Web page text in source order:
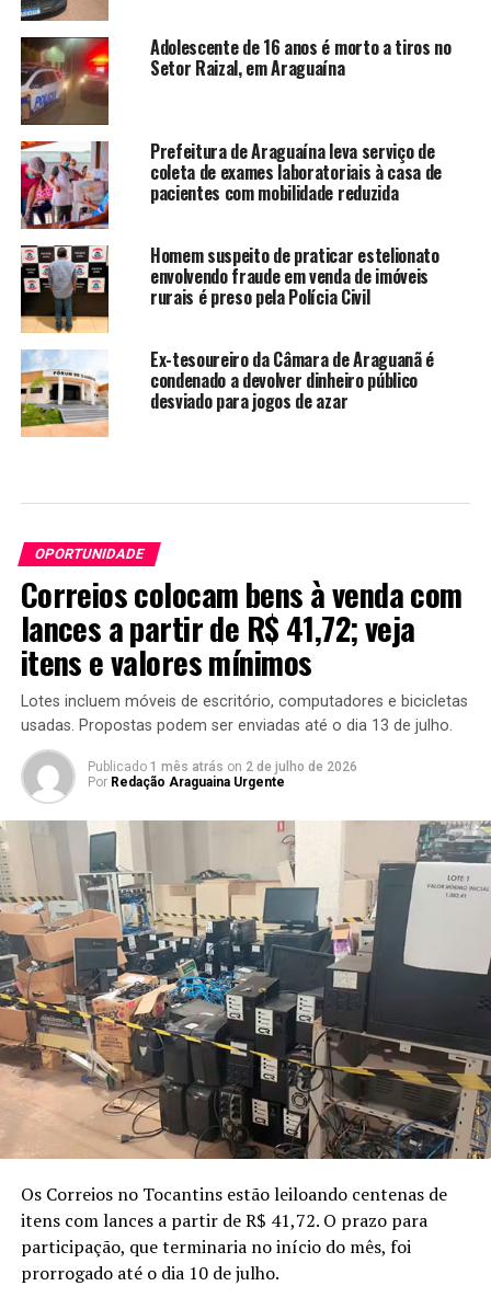
Adolescente de 16 anos é morto a tiros no
Setor Raizal, em Araguaína
Prefeitura de Araguaína leva serviço de
coleta de exames laboratoriais à casa de
pacientes com mobilidade reduzida
Homem suspeito de praticar estelionato
envolvendo fraude em venda de imóveis
rurais é preso pela Polícia Civil
Ex-tesoureiro da Câmara de Araguanã é
condenado a devolver dinheiro público
desviado para jogos de azar
OPORTUNIDADE
Correios colocam bens à venda com
lances a partir de R$ 41,72; veja
itens e valores mínimos
Lotes incluem móveis de escritório, computadores e bicicletas
usadas. Propostas podem ser enviadas até o dia 13 de julho.
Publicado 1 mês atrás on 2 de julho de 2026
Por Redação Araguaina Urgente
Os Correios no Tocantins estão leiloando centenas de
itens com lances a partir de R$ 41,72. O prazo para
participação, que terminaria no início do mês, foi
prorrogado até o dia 10 de julho.